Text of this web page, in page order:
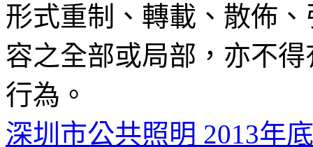
形式重制、轉載、散佈
容之全部或局部，亦不
行為。
深圳市公共照明 2013年